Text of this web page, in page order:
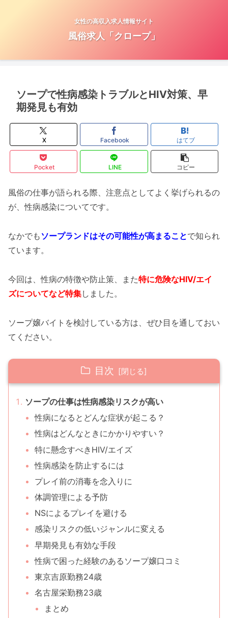
女性の高収入求人情報サイト
風俗求人「クロープ」
ソープで性病感染トラブルとHIV対策、早
期発見も有効
X Facebook はてブ
Pocket LINE コピー
風俗の仕事が語られる際、注意点としてよく挙げられるの
が、性病感染についてです。
なかでも ソープランドはその可能性が高まることで知られ
ています。
今回は、性病の特徴や防止策、また特に危険なHIV/エイ
ズについてなど特集しました。
ソープ嬢バイトを検討している方は、ぜひ目を通しておい
てください。
目次
ソープの仕事は性病感染リスクが高い
性病になるとどんな症状が起こる？
性病はどんなときにかかりやすい？
特に懸念すべきHIV/エイズ
性病感染を防止するには
プレイ前の消毒を念入りに
体調管理による予防
NSによるプレイを避ける
感染リスクの低いジャンルに変える
早期発見も有効な手段
性病で困った経験のあるソープ嬢口コミ
東京吉原勤務24歳
名古屋栄勤務23歳
まとめ